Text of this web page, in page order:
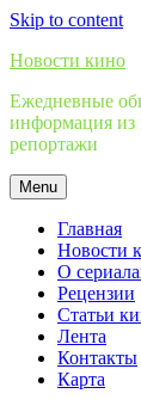
Skip to content
Новости кино
Ежедневные
информация из
репортажи
Menu
Главная
Новости
О
Рецензии
Статьи
Лента
Контакты
Карта